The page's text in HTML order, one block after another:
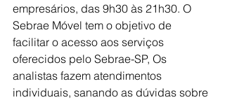
empresários, das 9h30 às 21h30. O
Sebrae Móvel tem o objetivo de
facilitar o acesso aos serviços
oferecidos pelo Sebrae-SP, Os
analistas fazem atendimentos
individuais, sanando as dúvidas sobre